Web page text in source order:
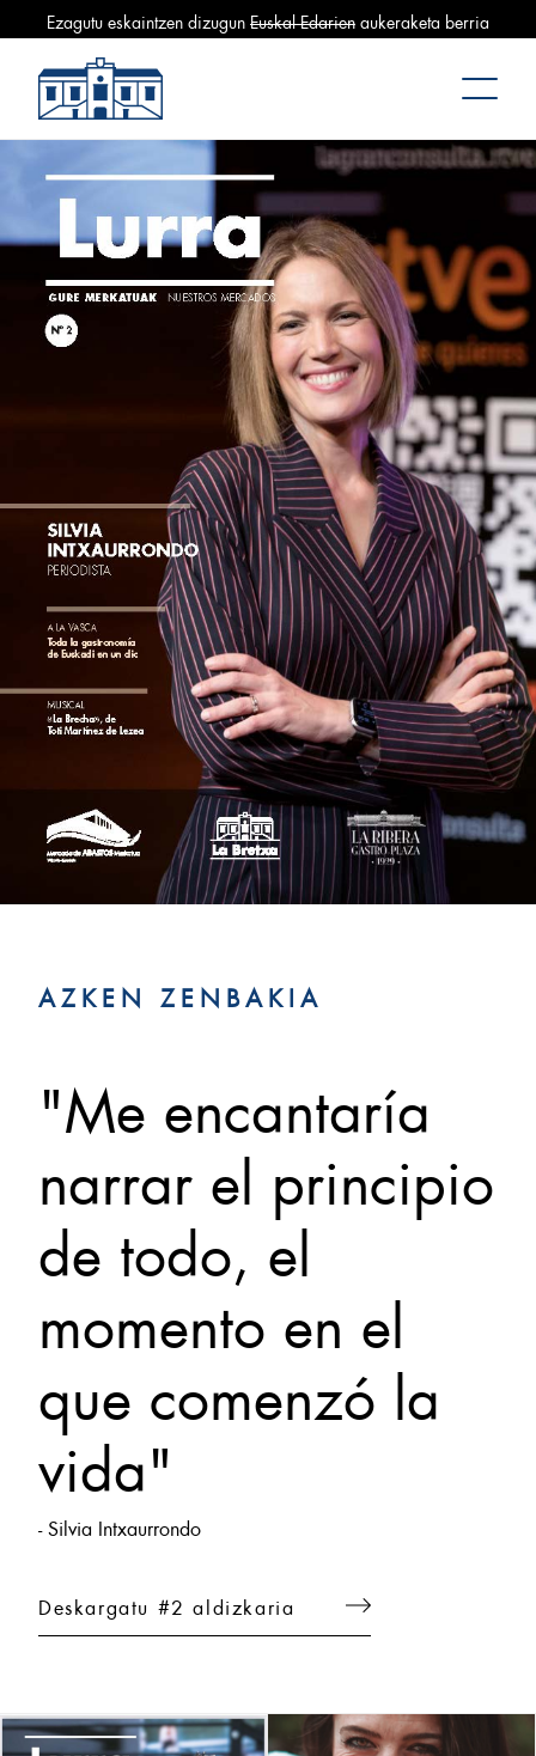
Ezagutu eskaintzen dizugun Euskal Edarien aukeraketa berria
Mercado La Bretxa
AZKEN ZENBAKIA
"Me encantaría
narrar el principio
de todo, el
momento en el
que comenzó la
vida"
- Silvia Intxaurrondo
Deskargatu #2 aldizkaria